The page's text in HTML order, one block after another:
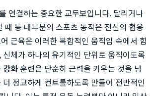
연결하는 중요한 교두보입니다. 달리거나
때 등 대부분의 스포츠 동작은 전신의 협응
근육은 이러한 복합적인 움직임 속에서 힘
체가 하나의 유기적인 단위로 움직이도록
강화훈련은 단순히 근력을 키우는 것을 넘
정교하게 컨트롤하도록 만들어 전반적인